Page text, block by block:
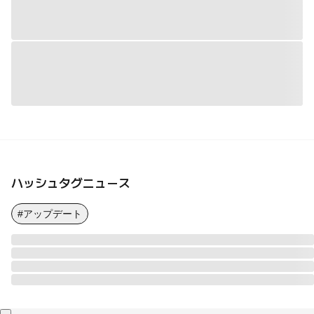
ハッシュタグニュース
#アップデート